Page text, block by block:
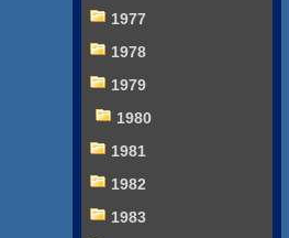
1977
1978
1979
1980
1981
1982
1983